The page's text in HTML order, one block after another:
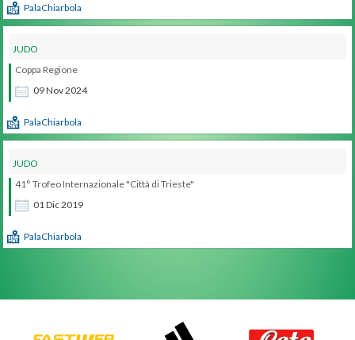
PalaChiarbola
JUDO
09Nov2024
Coppa Regione
PalaChiarbola
JUDO
01Dic2019
41° Trofeo Internazionale "Città di Trieste"
PalaChiarbola